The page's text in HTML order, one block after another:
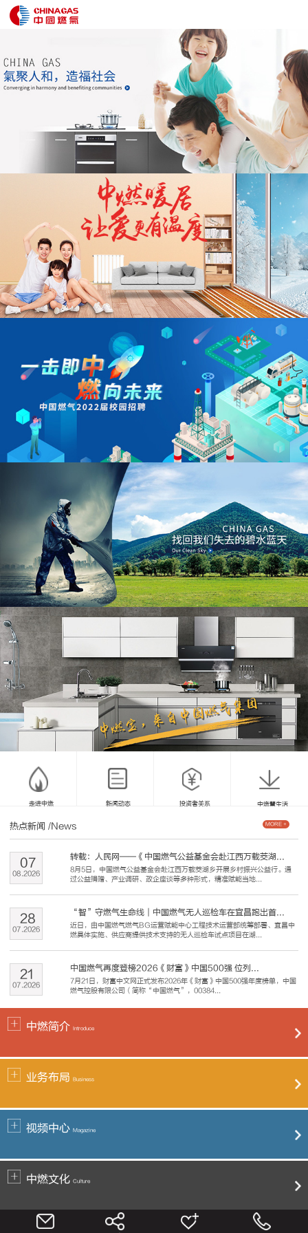
走进中燃 新闻动态 投资者关系 中燃慧生活
热点新闻 /News
转载：人民网——《中国燃气公益基金会赴江西万载茭湖...
8月5日，中国燃气公益基金会赴江西万载茭湖乡开展乡村振兴公益行。通
过公益捐赠、产业调研、政企座谈等多种形式，精准赋能当地...
08.2026
07
“智”守燃气生命线｜中国燃气无人巡检车在宜昌跑出首...
近日，由中国燃气燃气BG运营赋能中心工程技术运营部统筹部署、宜昌中
燃具体实施、供应商提供技术支持的无人巡检车试点项目在湖...
07.2026
28
中国燃气再度登榜2026《财富》中国500强 位列...
7月21日，财富中文网正式发布2026年《财富》中国500强年度榜单，中国
燃气控股有限公司（简称“中国燃气”，00384...
07.2026
21
MORE +
中燃简介 Introduce
业务布局 Business
视频中心 Magazine
中燃文化 Culture